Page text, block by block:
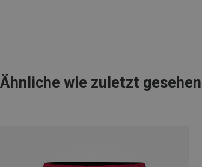
Ähnliche wie zuletzt gesehen